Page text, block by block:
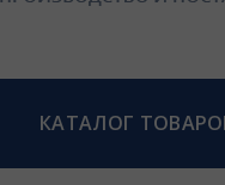
КАТАЛОГ